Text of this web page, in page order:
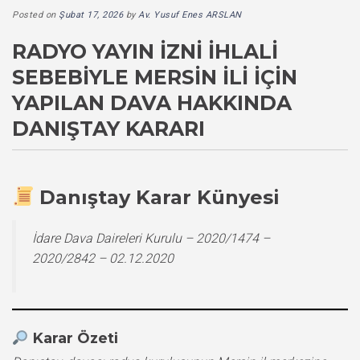
Posted on Şubat 17, 2026byAv. Yusuf Enes ARSLAN
RADYO YAYIN İZNI İHLALI
SEBEBIYLE MERSIN İLI İÇIN
YAPILAN DAVA HAKKINDA
DANIŞTAY KARARI
Danıştay Karar Künyesi
İdare Dava Daireleri Kurulu – 2020/1474 –
2020/2842 – 02.12.2020
Karar Özeti